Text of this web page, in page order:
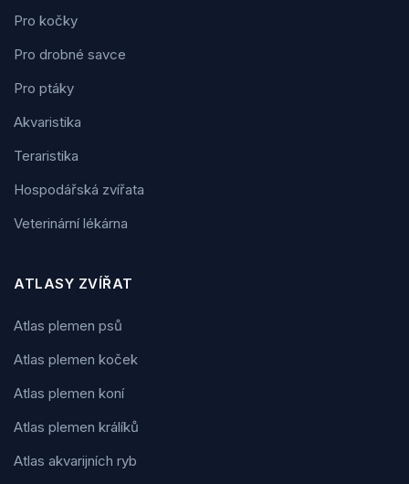
Pro kočky
Pro drobné savce
Pro ptáky
Akvaristika
Teraristika
Hospodářská zvířata
Veterinární lékárna
ATLASY ZVÍŘAT
Atlas plemen psů
Atlas plemen koček
Atlas plemen koní
Atlas plemen králíků
Atlas akvarijních ryb